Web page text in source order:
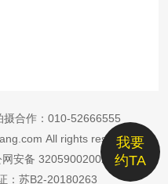
我要
约TA
摄合作： 010-52666555
All rights reserved
网安备 32059002002885号
：苏B2-20180263